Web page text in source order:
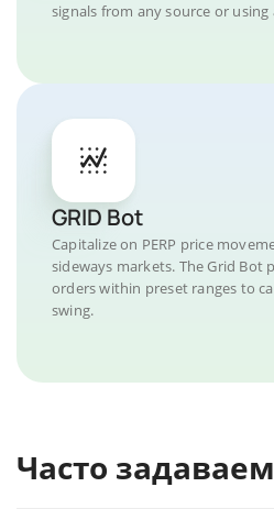
signals from any source or using
GRID Bot
Capitalize on PERP price
sideways markets. The Grid Bot
orders within preset ranges to
swing.
Часто